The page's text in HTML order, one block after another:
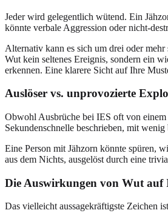
Jeder wird gelegentlich wütend. Ein
könnte verbale Aggression oder nicht-
Alternativ kann es sich um drei oder
Wut kein seltenes Ereignis, sondern ein
erkennen. Eine klarere Sicht auf Ihre
Auslöser vs. unprovozierte
Obwohl Ausbrüche bei IES oft von
Sekundenschnelle beschrieben, mit
Eine Person mit Jähzorn könnte spüren,
aus dem Nichts, ausgelöst durch eine
Die Auswirkungen von Wut auf
Das vielleicht aussagekräftigste Zeichen